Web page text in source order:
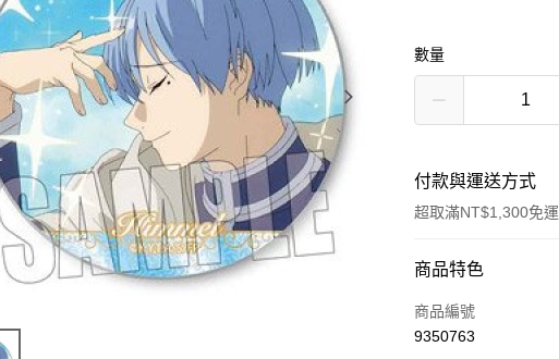
數量
付款與運送方式
超取滿NT$1,300免運
付款方式
信用卡一次付款
商品特色
商品編號
9350763